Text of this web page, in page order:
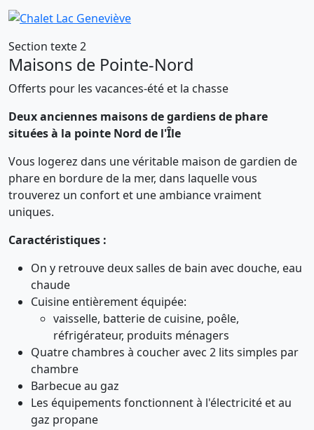
Section texte 2
Maisons de Pointe-Nord
Offerts pour les vacances-été et la chasse
Deux anciennes maisons de gardiens de phare
situées à la pointe Nord de l'Île
Vous logerez dans une véritable maison de gardien de
phare en bordure de la mer, dans laquelle vous
trouverez un confort et une ambiance vraiment
uniques.
Caractéristiques :
On y retrouve deux salles de bain avec douche, eau
chaude
Cuisine entièrement équipée:
vaisselle, batterie de cuisine, poêle,
réfrigérateur, produits ménagers
Quatre chambres à coucher avec 2 lits simples par
chambre
Barbecue au gaz
Les équipements fonctionnent à l'électricité et au
gaz propane